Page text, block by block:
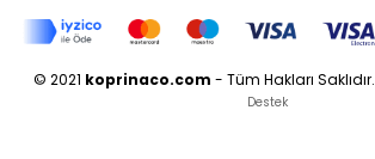
© 2021 koprinaco.com - Tüm Hakları Saklıdır.
Destek